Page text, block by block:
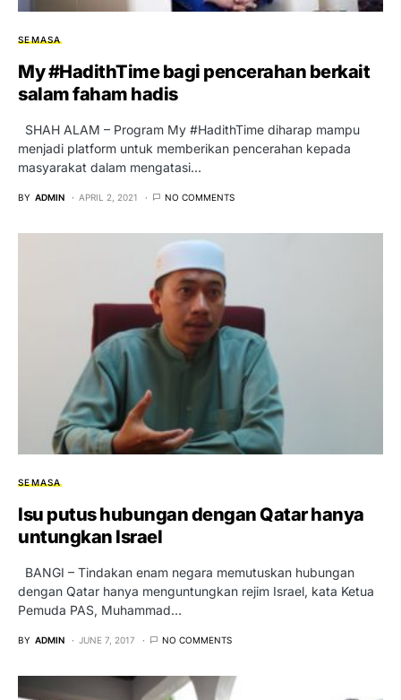
SEMASA
My #HadithTime bagi pencerahan berkait
salam faham hadis
SHAH ALAM – Program My #HadithTime diharap mampu
menjadi platform untuk memberikan pencerahan kepada
masyarakat dalam mengatasi…
BY ADMIN APRIL 2, 2021 NO COMMENTS
SEMASA
Isu putus hubungan dengan Qatar hanya
untungkan Israel
BANGI – Tindakan enam negara memutuskan hubungan
dengan Qatar hanya menguntungkan rejim Israel, kata Ketua
Pemuda PAS, Muhammad…
BY ADMIN JUNE 7, 2017 NO COMMENTS